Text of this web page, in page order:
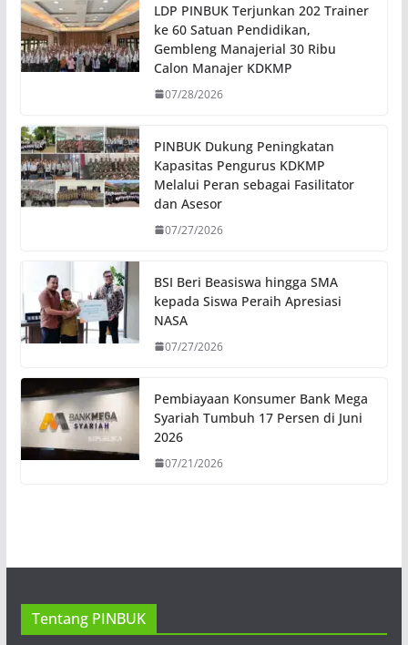
LDP PINBUK Terjunkan 202 Trainer
ke 60 Satuan Pendidikan,
Gembleng Manajerial 30 Ribu
Calon Manajer KDKMP
07/28/2026
PINBUK Dukung Peningkatan
Kapasitas Pengurus KDKMP
Melalui Peran sebagai Fasilitator
dan Asesor
07/27/2026
BSI Beri Beasiswa hingga SMA
kepada Siswa Peraih Apresiasi
NASA
07/27/2026
Pembiayaan Konsumer Bank Mega
Syariah Tumbuh 17 Persen di Juni
2026
07/21/2026
Tentang PINBUK